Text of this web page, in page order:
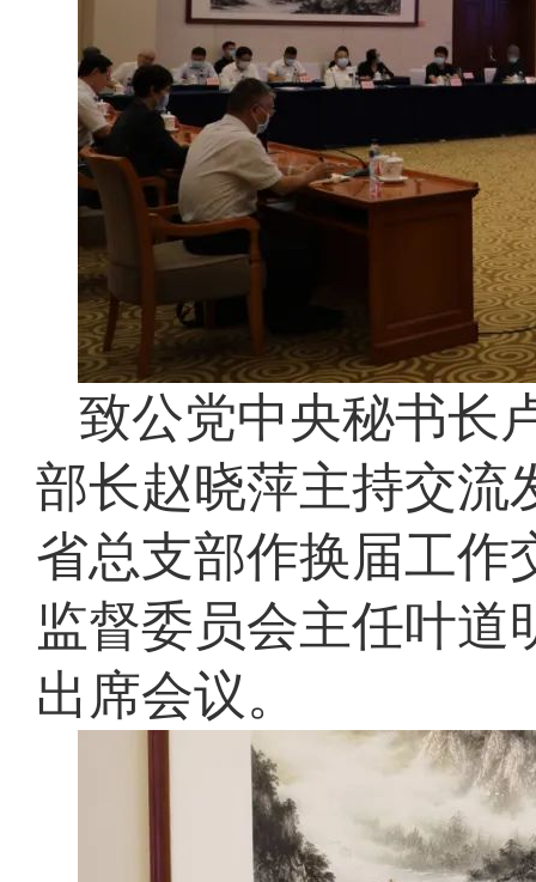
致公党中央秘书长
部长赵晓萍主持交流
省总支部作换届工作
监督委员会主任叶道
出席会议。